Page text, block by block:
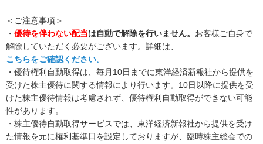
＜ご注意事項＞
・ 優待を伴わない配当は自動で解除を行いません。 お客様ご自身で
解除していただく必要がございます。詳細は、
こちらをご確認ください。
・優待権利自動取得は、毎月10日までに東洋経済新報社から提供を
受けた株主優待に関する情報により行います。10日以降に提供を受
けた株主優待情報は考慮されず、優待権利自動取得ができない可能
性があります。
・株主優待自動取得サービスでは、東洋経済新報社から提供を受け
た情報を元に権利基準日を設定しておりますが、臨時株主総会での